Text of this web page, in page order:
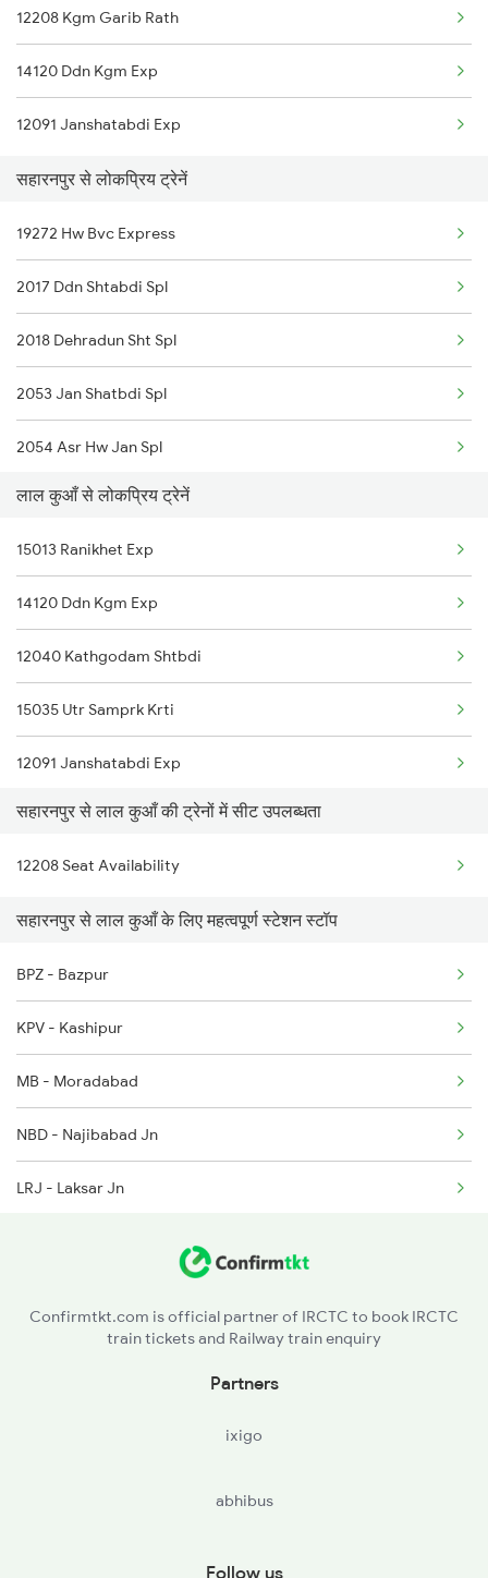
Lal Kuan to Vapi Trains
Lal Kuan to Sonepur Trains
Lal Kuan to Asansol Trains
Lal Kuan to Kashipur Trains
Lal Kuan to Loharre Trains
Lal Kuan to Beas Trains
Lal Kuan to Ramnagar Trains
12208 Kgm Garib Rath
14120 Ddn Kgm Exp
12091 Janshatabdi Exp
सहारनपुर से लोकप्रिय ट्रेनें
19272 Hw Bvc Express
2017 Ddn Shtabdi Spl
2018 Dehradun Sht Spl
2053 Jan Shatbdi Spl
2054 Asr Hw Jan Spl
2231 Cdg Festivl Spl
2232 Lko Festivl Spl
2237 Jat Festival Spl
2238 Bsb Festival Spl
2317 Koaa Asr Spl
2318 Asr Koaa Sf Spl
2325 Koaa Nldm Spl
2326 Nldm Koaa Sf Spl
2331 Hwh Jat Special
लाल कुआँ से लोकप्रिय ट्रेनें
15013 Ranikhet Exp
14120 Ddn Kgm Exp
12040 Kathgodam Shtbdi
15035 Utr Samprk Krti
12091 Janshatabdi Exp
2039 Ndls Sht Spl
2040 Kgm Shatbdi Spl
2091 Jan Shatbdi Spl
2092 Doon Janstb Spl
2353 Hwh Lku Spl
2354 Lku Hwh Sf Spl
4667 Kgm Garib Rath
4683 Lku Asr Exp Spl
सहारनपुर से लाल कुआँ की ट्रेनों में सीट उपलब्धता
12208 Seat Availability
सहारनपुर से लाल कुआँ के लिए महत्वपूर्ण स्टेशन स्टॉप
BPZ - Bazpur
KPV - Kashipur
MB - Moradabad
NBD - Najibabad Jn
LRJ - Laksar Jn
Confirmtkt.com is official partner of IRCTC to book IRCTC
train tickets and Railway train enquiry
Partners
ixigo
abhibus
Follow us